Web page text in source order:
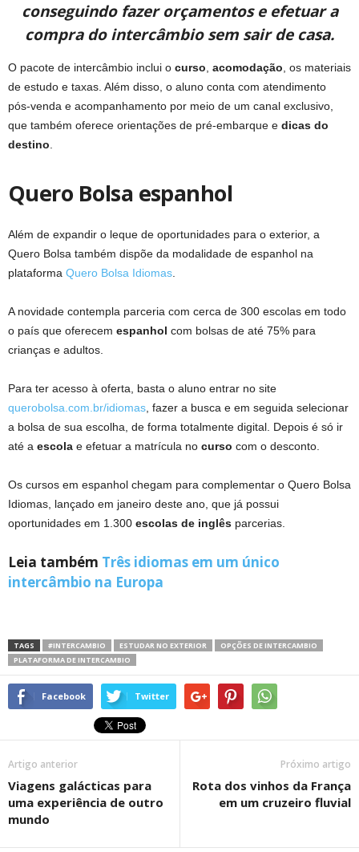
conseguindo fazer orçamentos e efetuar a
compra do intercâmbio sem sair de casa.
O pacote de intercâmbio inclui o curso acomodação , os materiais
de estudo e taxas. Além disso, o aluno conta com atendimento
pós-venda e acompanhamento por meio de um canal exclusivo,
que também oferece orientações de pré-embarque e dicas do
destino
Quero Bolsa espanhol
Além de expandir o leque de oportunidades para o exterior, a
Quero Bolsa também dispõe da modalidade de espanhol na
plataforma Quero Bolsa Idiomas
A novidade contempla parceria com cerca de 300 escolas em todo
o país que oferecem espanhol com bolsas de até 75% para
crianças e adultos.
Para ter acesso à oferta, basta o aluno entrar no site
querobolsa.com.br/idiomas , fazer a busca e em seguida selecionar
a bolsa de sua escolha, de forma totalmente digital. Depois é só ir
até a escola e efetuar a matrícula no curso com o desconto.
Os cursos em espanhol chegam para complementar o Quero Bolsa
Idiomas, lançado em janeiro deste ano, que já possui
oportunidades em 1.300 escolas de inglês parcerias.
Leia também Três idiomas em um único
intercâmbio na Europa
TAGS #INTERCAMBIO ESTUDAR NO EXTERIOR
OPÇÕES DE INTERCAMBIO
PLATAFORMA DE INTERCAMBIO
Facebook Twitter
Artigo anterior
Viagens galácticas para
uma experiência de outro
mundo
Próximo artigo
Rota dos vinhos da França
em um cruzeiro fluvial